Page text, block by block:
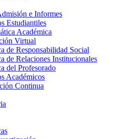
e Informes
Estudiantiles
Académica
Virtual
de Responsabilidad Social
de Relaciones Institucionales
del Profesorado
Académicos
Continua